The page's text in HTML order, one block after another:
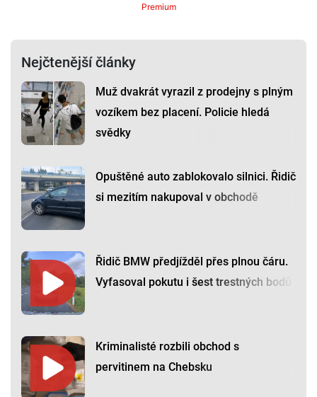
Premium
Nejčtenější články
Muž dvakrát vyrazil z prodejny s plným
vozíkem bez placení. Policie hledá
svědky
Opuštěné auto zablokovalo silnici. Řidič
si mezitím nakupoval v obchodě
Řidič BMW předjížděl přes plnou čáru.
Vyfasoval pokutu i šest trestných bodů
Kriminalisté rozbili obchod s
pervitinem na Chebsku